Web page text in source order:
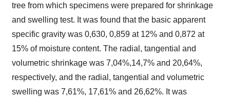
tree from which specimens were prepared for shrinkage
and swelling test. It was found that the basic apparent
specific gravity was 0,630, 0,859 at 12% and 0,872 at
15% of moisture content. The radial, tangential and
volumetric shrinkage was 7,04%,14,7% and 20,64%,
respectively, and the radial, tangential and volumetric
swelling was 7,61%, 17,61% and 26,62%. It was